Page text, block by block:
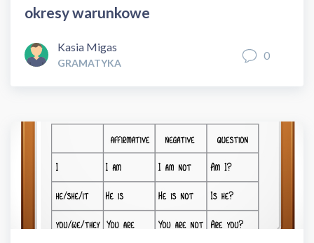
okresy warunkowe
Kasia Migas
GRAMATYKA
0